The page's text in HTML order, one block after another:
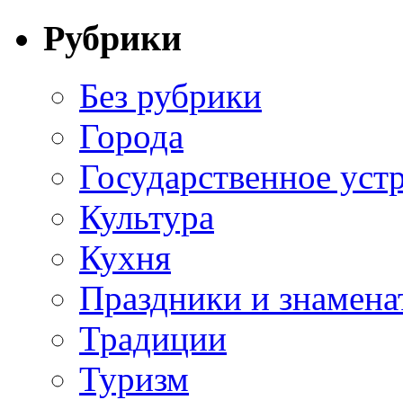
Рубрики
Без рубрики
Города
Государственное
Культура
Кухня
Праздники и
Традиции
Туризм